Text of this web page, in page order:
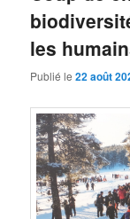
les
Publié le22 août